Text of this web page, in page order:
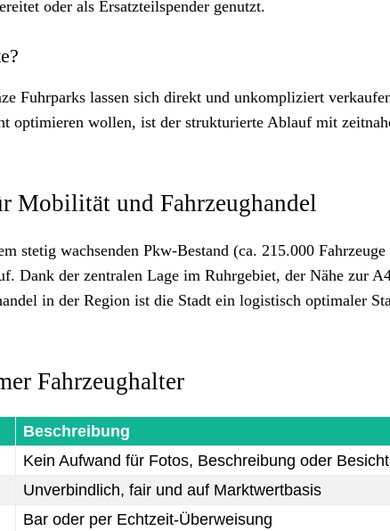
oder als Ersatzteilspender genutzt.
Fuhrparks lassen sich direkt und unkompliziert
optimieren wollen, ist der strukturierte Ablauf mit
Mobilität und Fahrzeughandel
stetig wachsenden Pkw-Bestand (ca. 215.000
Dank der zentralen Lage im Ruhrgebiet, der Nähe zur
in der Region ist die Stadt ein logistisch optimaler
Fahrzeughalter
Beschreibung
Kein Aufwand für Fotos, Beschreibung oder
Unverbindlich, fair und auf Marktwertbasis
Bar oder per Echtzeit-Überweisung